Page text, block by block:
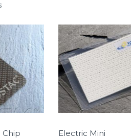
Chip Electric Mini